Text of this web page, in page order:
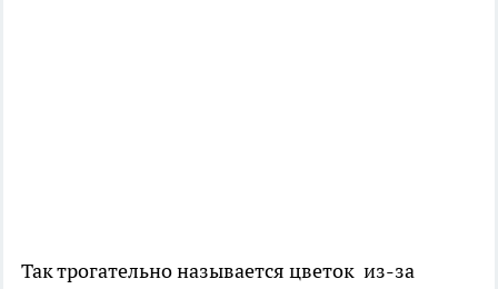
Так трогательно называется цветок из-за